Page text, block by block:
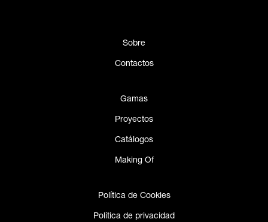
Sobre
Contactos
Gamas
Proyectos
Catálogos
Making Of
Política de Cookies
Política de privacidad